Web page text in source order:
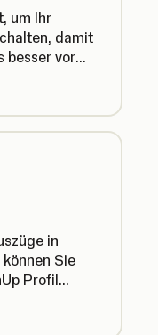
um Ihr
damit
besser vor
in
Sie
Profil